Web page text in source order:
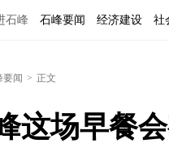
石峰 石峰要闻 经济建设 社
要闻 > 正文
这场早餐